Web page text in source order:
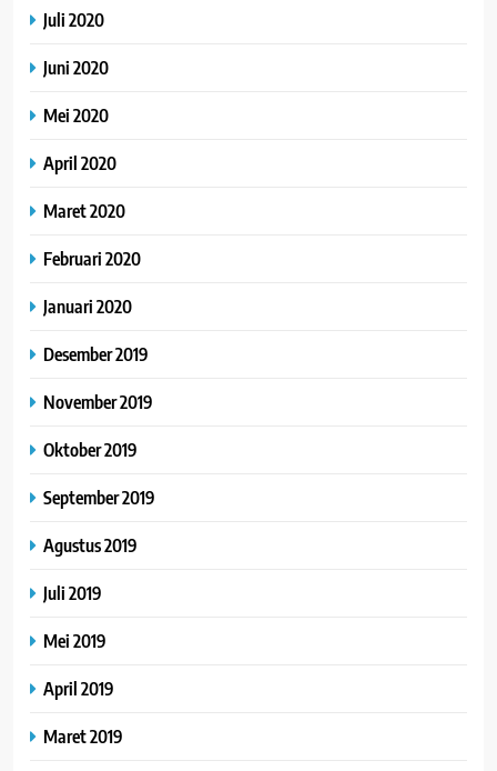
Juli 2020
Juni 2020
Mei 2020
April 2020
Maret 2020
Februari 2020
Januari 2020
Desember 2019
November 2019
Oktober 2019
September 2019
Agustus 2019
Juli 2019
Mei 2019
April 2019
Maret 2019